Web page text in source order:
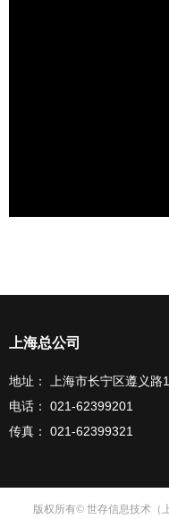
上海总公司
地址： 上海市长宁区遵义路
电话： 021-62399201
传真： 021-62399321
版权所有© 世存信息技术（